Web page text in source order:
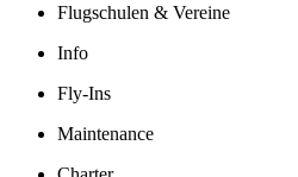
Flugschulen & Vereine
Info
Fly-Ins
Maintenance